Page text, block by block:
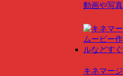
動画や写
キネマー